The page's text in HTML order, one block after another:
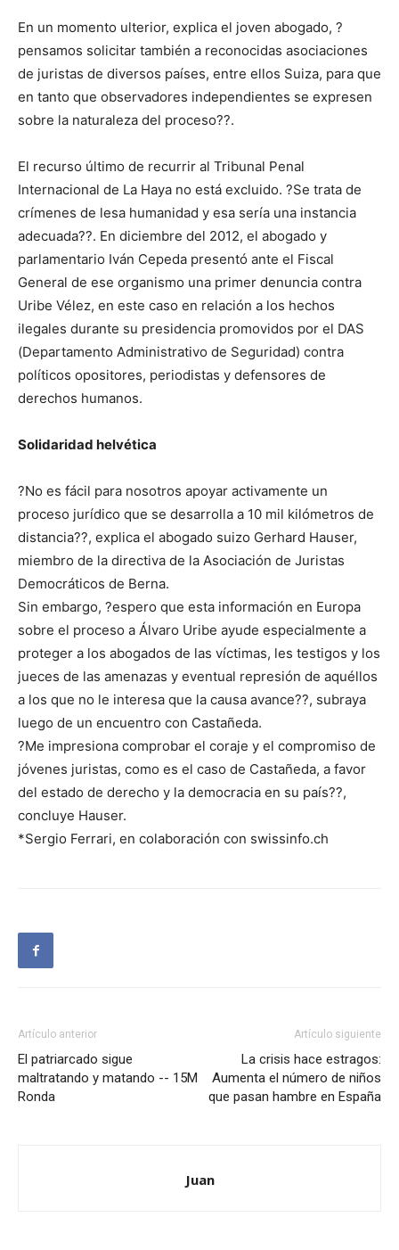
En un momento ulterior, explica el joven abogado, ?
pensamos solicitar también a reconocidas asociaciones
de juristas de diversos países, entre ellos Suiza, para que
en tanto que observadores independientes se expresen
sobre la naturaleza del proceso??.
El recurso último de recurrir al Tribunal Penal
Internacional de La Haya no está excluido. ?Se trata de
crímenes de lesa humanidad y esa sería una instancia
adecuada??. En diciembre del 2012, el abogado y
parlamentario Iván Cepeda presentó ante el Fiscal
General de ese organismo una primer denuncia contra
Uribe Vélez, en este caso en relación a los hechos
ilegales durante su presidencia promovidos por el DAS
(Departamento Administrativo de Seguridad) contra
políticos opositores, periodistas y defensores de
derechos humanos.
Solidaridad helvética
?No es fácil para nosotros apoyar activamente un
proceso jurídico que se desarrolla a 10 mil kilómetros de
distancia??, explica el abogado suizo Gerhard Hauser,
miembro de la directiva de la Asociación de Juristas
Democráticos de Berna.
Sin embargo, ?espero que esta información en Europa
sobre el proceso a Álvaro Uribe ayude especialmente a
proteger a los abogados de las víctimas, les testigos y los
jueces de las amenazas y eventual represión de aquéllos
a los que no le interesa que la causa avance??, subraya
luego de un encuentro con Castañeda.
?Me impresiona comprobar el coraje y el compromiso de
jóvenes juristas, como es el caso de Castañeda, a favor
del estado de derecho y la democracia en su país??,
concluye Hauser.
*Sergio Ferrari, en colaboración con swissinfo.ch
Artículo anterior
El patriarcado sigue
maltratando y matando -- 15M
Ronda
Artículo siguiente
La crisis hace estragos:
Aumenta el número de niños
que pasan hambre en España
Juan